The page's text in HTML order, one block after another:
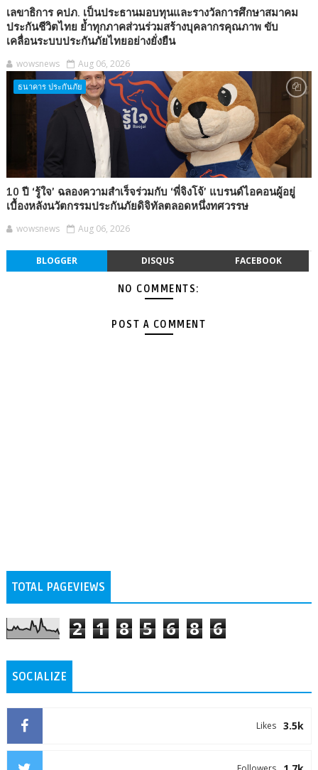
เลขาธิการ คปภ. เป็นประธานมอบทุนและรางวัลการศึกษาสมาคม
ประกันชีวิตไทย ย้ำทุกภาคส่วนร่วมสร้างบุคลากรคุณภาพ ขับ
เคลื่อนระบบประกันภัยไทยอย่างยั่งยืน
wowsnews Aug 06, 2026
ธนาคาร ประกันภัย
10 ปี ‘รู้ใจ’ ฉลองความสำเร็จร่วมกับ ‘พี่จิงโจ้’ แบรนด์ไอคอนผู้อยู่
เบื้องหลังนวัตกรรมประกันภัยดิจิทัลตลอดหนึ่งทศวรรษ
wowsnews Aug 06, 2026
BLOGGER DISQUS FACEBOOK
NO COMMENTS:
POST A COMMENT
TOTAL PAGEVIEWS
2 1 8 5 6 8 6
SOCIALIZE
3.5k
Likes